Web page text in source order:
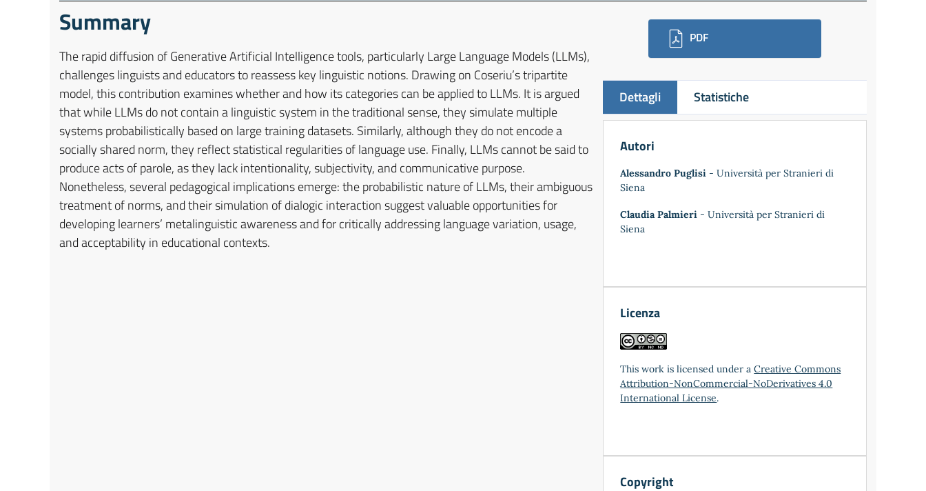
Summary
The rapid diffusion of Generative Artificial Intelligence tools, particularly Large Language Models (LLMs),
challenges linguists and educators to reassess key linguistic notions. Drawing on Coseriu’s tripartite
model, this contribution examines whether and how its categories can be applied to LLMs. It is argued
that while LLMs do not contain a linguistic system in the traditional sense, they simulate multiple
systems probabilistically based on large training datasets. Similarly, although they do not encode a
socially shared norm, they reflect statistical regularities of language use. Finally, LLMs cannot be said to
produce acts of parole, as they lack intentionality, subjectivity, and communicative purpose.
Nonetheless, several pedagogical implications emerge: the probabilistic nature of LLMs, their ambiguous
treatment of norms, and their simulation of dialogic interaction suggest valuable opportunities for
developing learners’ metalinguistic awareness and for critically addressing language variation, usage,
and acceptability in educational contexts.
Downloads
PDF
Dettagli Statistiche
Autori
Alessandro Puglisi - Università per Stranieri di
Siena
Claudia Palmieri - Università per Stranieri di
Siena
Licenza
This work is licensed under aCreative Commons
Attribution-NonCommercial-NoDerivatives 4.0
International License.
Copyright